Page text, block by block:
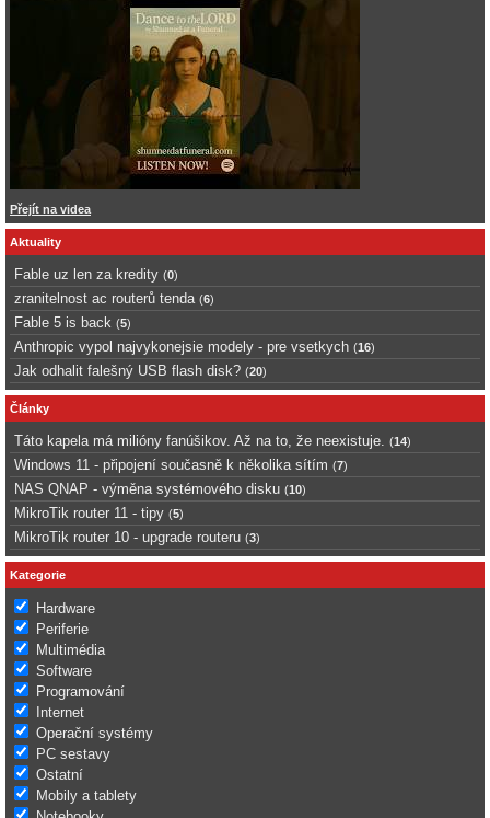
Přejít na videa
Aktuality
Fable uz len za kredity (0)
zranitelnost ac routerů tenda (6)
Fable 5 is back (5)
Anthropic vypol najvykonejsie modely - pre vsetkych (16)
Jak odhalit falešný USB flash disk? (20)
Články
Táto kapela má milióny fanúšikov. Až na to, že neexistuje. (14)
Windows 11 - připojení současně k několika sítím (7)
NAS QNAP - výměna systémového disku (10)
MikroTik router 11 - tipy (5)
MikroTik router 10 - upgrade routeru (3)
Kategorie
Hardware
Periferie
Multimédia
Software
Programování
Internet
Operační systémy
PC sestavy
Ostatní
Mobily a tablety